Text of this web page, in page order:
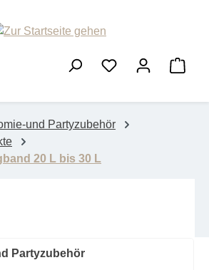
und Partyzubehör
20 L bis 30 L
Partyzubehör